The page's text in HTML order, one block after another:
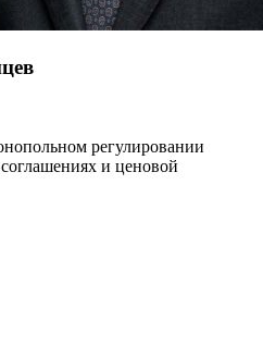
регулировании
и ценовой